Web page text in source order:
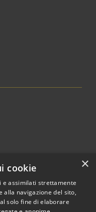
×
cookie
e assimilati strettamente
alla navigazione del sito,
solo fine di elaborare